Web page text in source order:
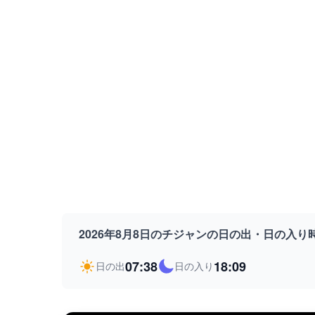
2026年8月8日のチジャンの日の出・日の入り
日の出07:38 日の入り 18:09